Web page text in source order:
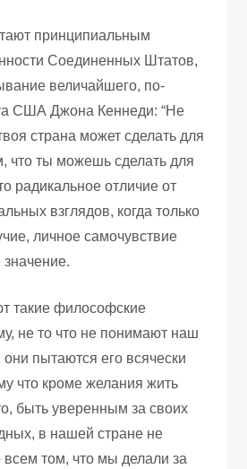
принципиальным
Соединенных Штатов,
величайшего, по-
США Джона Кеннеди: “Не
страна может сделать для
что ты можешь сделать для
радикальное отличие от
взглядов, когда только
личное самочувствие
такие философские
не то что не понимают наш
они пытаются его всячески
что кроме желания жить
быть уверенным за своих
в нашей стране не
том, что мы делали за